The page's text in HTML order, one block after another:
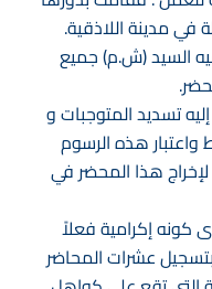
مدينة اللاذقية.
السيد (ش.م) جميع
تسديد المتوجبات و
واعتبار هذه الرسوم
لإخراج هذا المحضر في
كونه إكرامية فعلاً
عشرات المحاضر